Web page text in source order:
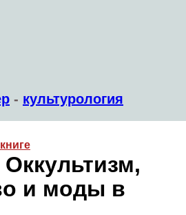
- культурология
и моды в